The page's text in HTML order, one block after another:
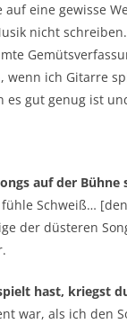
eine gewisse
nicht
ich Gitarre
gut genug ist
auf der Bühne
Schweiß…
der düsteren
hast, kriegst
war, als ich den